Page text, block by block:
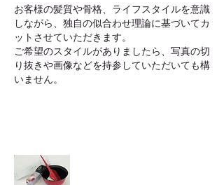
お客様の髪質や骨格、ライフスタイルを意識
しながら、独自の似合わせ理論に基づいてカ
ットさせていただきます。
ご希望のスタイルがありましたら、写真の切
り抜きや画像などを持参していただいても構
いません。